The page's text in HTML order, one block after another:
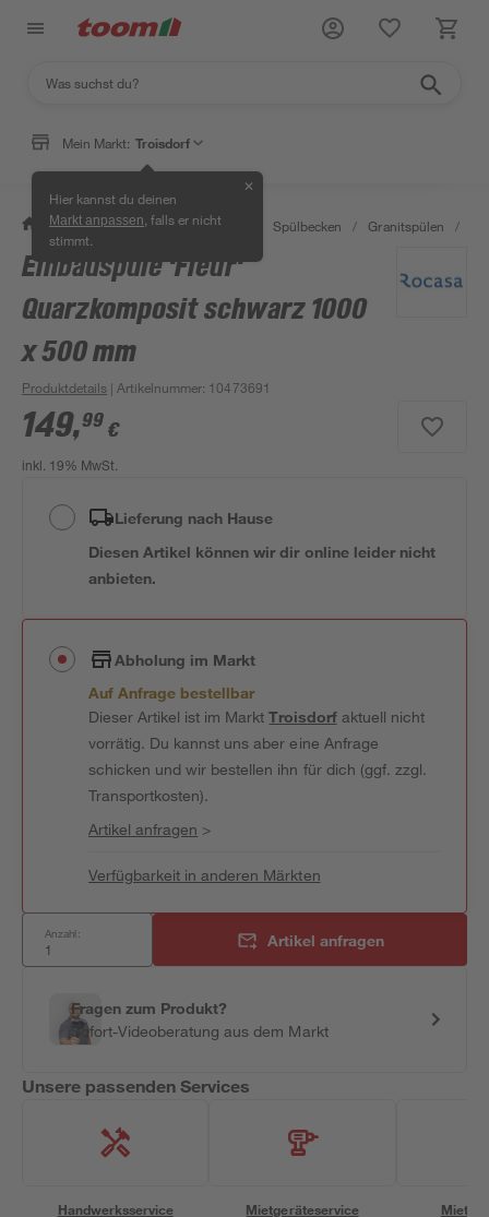
Mein Markt: Troisdorf
Hier kannst du deinen
Markt anpassen , falls er nicht
stimmt.
✕
/ Wohnen & Haushalt / Küche Spülbecken / Granitspülen /
Einbauspüle 'Fleur'
Quarzkomposit schwarz 1000
x 500 mm
Produktdetails | Artikelnummer: 10473691
149,99 €
inkl. 19% MwSt.
Lieferung nach Hause
Diesen Artikel können wir dir online leider nicht
anbieten.
Abholung im Markt
Auf Anfrage bestellbar
Dieser Artikel ist im MarktTroisdorfaktuell nicht
vorrätig. Du kannst uns aber eine Anfrage
schicken und wir bestellen ihn für dich (ggf. zzgl.
Transportkosten).
Artikel anfragen >
Verfügbarkeit in anderen Märkten
Anzahl: Artikel anfragen
Fragen zum Produkt?
Sofort-Videoberatung aus dem Markt
Unsere passenden Services
Handwerksservice Mietgeräteservice